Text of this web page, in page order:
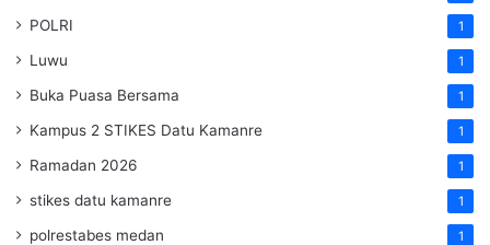
POLRI 1
Luwu 1
Buka Puasa Bersama 1
Kampus 2 STIKES Datu Kamanre 1
Ramadan 2026 1
stikes datu kamanre 1
polrestabes medan 1